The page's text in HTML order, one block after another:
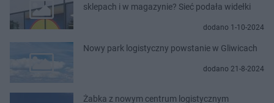
sklepach i w magazynie? Sieć podała widełki
dodano 1-10-2024
Nowy park logistyczny powstanie w Gliwicach
dodano 21-8-2024
Żabka z nowym centrum logistycznym